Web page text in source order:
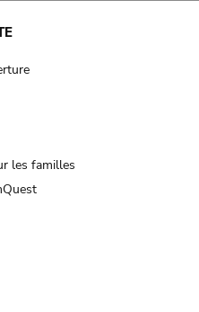
les familles